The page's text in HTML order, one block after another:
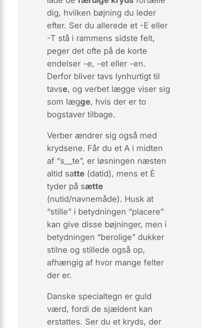
dig, hvilken bøjning du leder
efter. Ser du allerede et -E eller
-T stå i rammens sidste felt,
peger det ofte på de korte
endelser -e, -eteller -en.
Derfor bliver tavs lynhurtigt til
tavse, og verbet lægge viser sig
som lægge, hvis der er to
bogstaver tilbage.
Verber ændrer sig også med
krydsene. Får du et A i midten
af “s__te”, er løsningen næsten
altid satte(datid), mens et È
tyder på sætte
(nutid/navnemåde). Husk at
“stille” i betydningen “placere”
kan give disse bøjninger, men i
betydningen “berolige” dukker
stilne og stillede også op,
afhængig af hvor mange felter
der er.
Danske specialtegn er guld
værd, fordi de sjældent kan
erstattes. Ser du et kryds, der